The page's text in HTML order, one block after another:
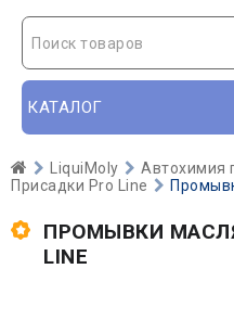
Поиск товаров
КАТАЛОГ
LiquiMoly
Автохимия
Присадки Pro Line
ПРОМЫВКИ
LINE